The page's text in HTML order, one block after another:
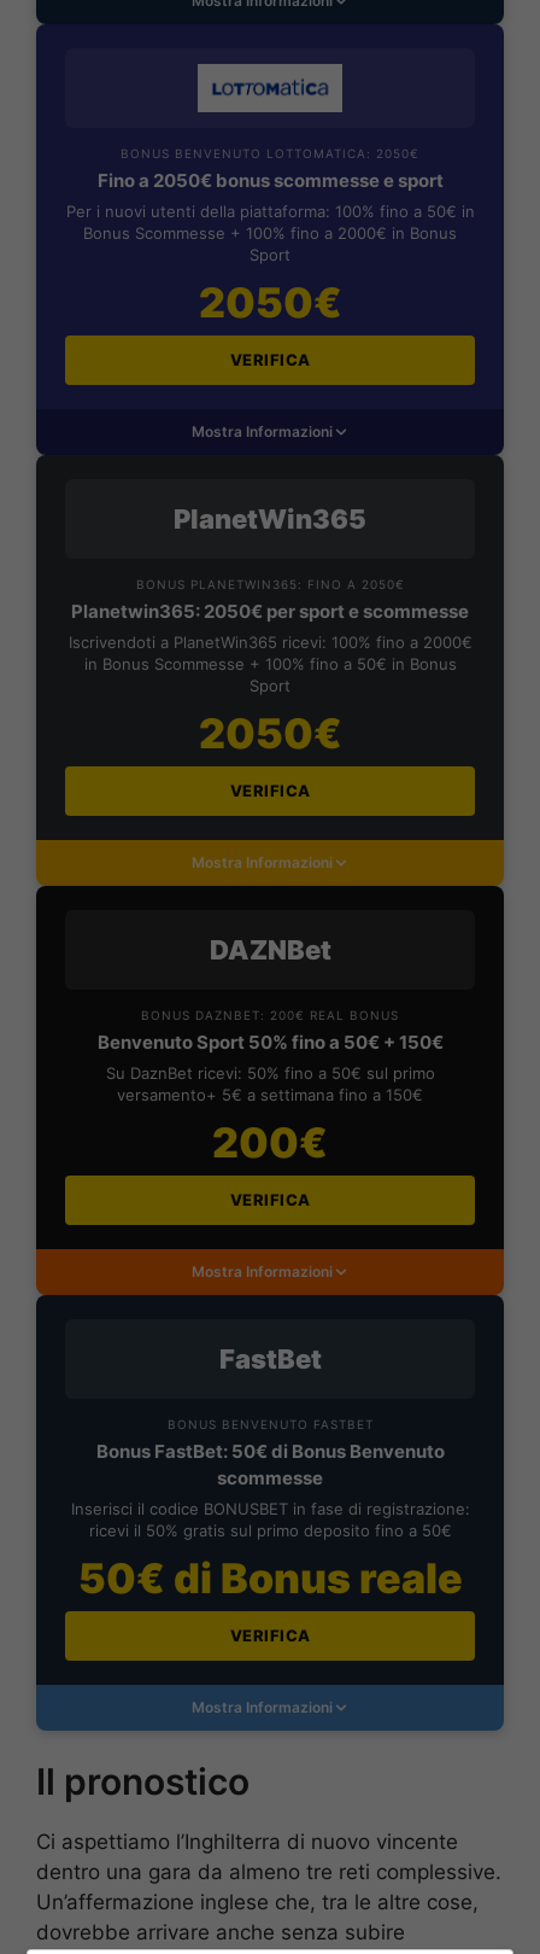
BONUS BENVENUTO LOTTOMATICA: 2050€
Fino a 2050€ bonus scommesse e sport
Per i nuovi utenti della piattaforma: 100% fino a 50€ in
Bonus Scommesse + 100% fino a 2000€ in Bonus
Sport
2050€
VERIFICA
Mostra Informazioni
PlanetWin365
BONUS PLANETWIN365: FINO A 2050€
Planetwin365: 2050€ per sport e scommesse
Iscrivendoti a PlanetWin365 ricevi: 100% fino a 2000€
in Bonus Scommesse + 100% fino a 50€ in Bonus
Sport
2050€
VERIFICA
Mostra Informazioni
DAZNBet
BONUS DAZNBET: 200€ REAL BONUS
Benvenuto Sport 50% fino a 50€ + 150€
Su DaznBet ricevi: 50% fino a 50€ sul primo
versamento+ 5€ a settimana fino a 150€
200€
VERIFICA
Mostra Informazioni
FastBet
BONUS BENVENUTO FASTBET
Bonus FastBet: 50€ di Bonus Benvenuto
scommesse
Inserisci il codice BONUSBET in fase di registrazione:
ricevi il 50% gratis sul primo deposito fino a 50€
50€ di Bonus reale
VERIFICA
Mostra Informazioni
Il pronostico
Ci aspettiamo l’Inghilterra di nuovo vincente
dentro una gara da almeno tre reti complessive.
Un’affermazione inglese che, tra le altre cose,
dovrebbe arrivare anche senza subire